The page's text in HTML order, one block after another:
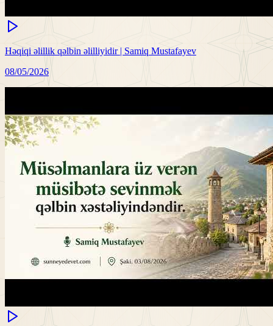
Həqiqi əlillik qəlbin əlilliyidir | Samiq Mustafayev
08/05/2026